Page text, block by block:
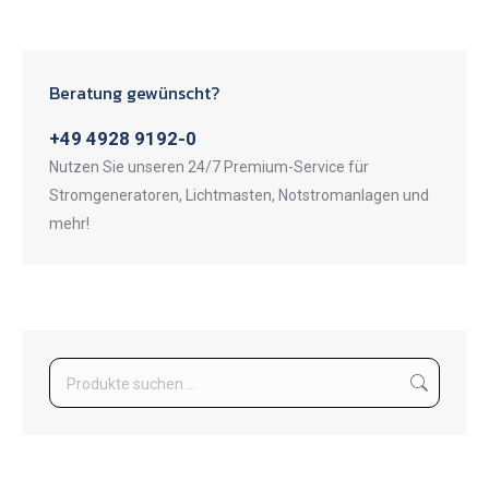
Beratung gewünscht?
+49 4928 9192-0
Nutzen Sie unseren 24/7 Premium-Service für
Stromgeneratoren, Lichtmasten, Notstromanlagen und
mehr!